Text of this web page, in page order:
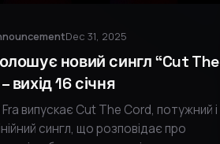
Dec 31, 2025
новий сингл “Cut The
вихід 16 січня
Fra випускає Cut The Cord, потужний і
сингл, що розповідає про